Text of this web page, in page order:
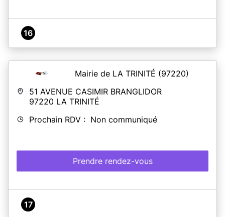
16
Mairie de LA TRINITÉ (97220)
51 AVENUE CASIMIR BRANGLIDOR
97220 LA TRINITÉ
Prochain RDV : Non communiqué
Prendre rendez-vous
17